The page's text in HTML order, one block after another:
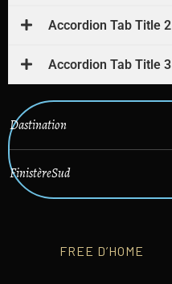
Accordion Tab Title 2
Accordion Tab Title 3
Dastination
FinistèreSud
FREE D’HOME